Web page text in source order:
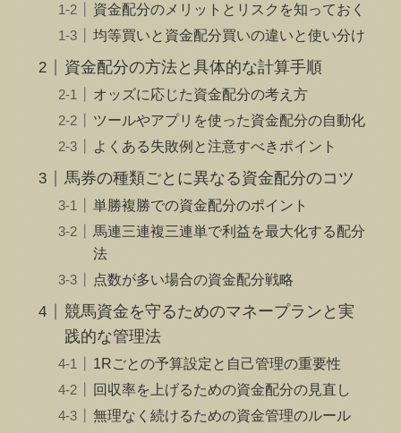
資金配分のメリットとリスクを知っておく
均等買いと資金配分買いの違いと使い分け
資金配分の方法と具体的な計算手順
オッズに応じた資金配分の考え方
ツールやアプリを使った資金配分の自動化
よくある失敗例と注意すべきポイント
馬券の種類ごとに異なる資金配分のコツ
単勝複勝での資金配分のポイント
馬連三連複三連単で利益を最大化する配分
法
点数が多い場合の資金配分戦略
競馬資金を守るためのマネープランと実
践的な管理法
1Rごとの予算設定と自己管理の重要性
回収率を上げるための資金配分の見直し
無理なく続けるための資金管理のルール